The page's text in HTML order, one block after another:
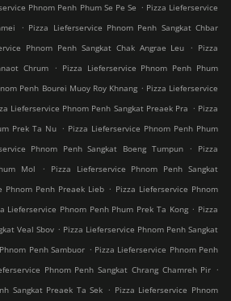
Phnom Penh Phum Se Pe Se . Pizza Lieferservice
. Pizza Lieferservice Phnom Penh Sangkat Chbar
Phnom Penh Sangkat Chak Angrae Leu . Pizza
Chrum
. Pizza Lieferservice Phnom Penh Phum
Penh Bourei Muoy Roy Khnang . Pizza Lieferservice
Lieferservice Phnom Penh Sangkat Preaek Pra . Pizza
Prek Ta Nu . Pizza Lieferservice Phnom Penh Phum
Phnom Penh Sangkat Boeng Tumpun .
Pizza
Mol
.
Pizza Lieferservice Phnom Penh Sangkat
Phnom Penh Preaek Lieb . Pizza Lieferservice Phnom
Lieferservice Phnom Penh Phum Prek Ta Kong . Pizza
Veal Sbov . Pizza Lieferservice Phnom Penh Sangkat
Penh Sambuor . Pizza Lieferservice Phnom Penh
Phnom Penh Sangkat Chrang Chamreh Pir .
Sangkat Preaek Ta Sek . Pizza Lieferservice Phnom